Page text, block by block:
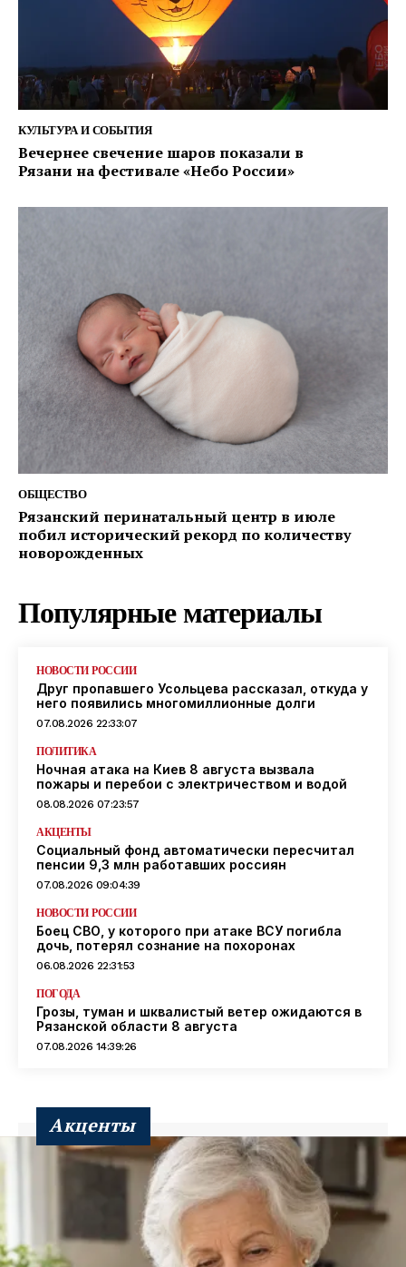
КУЛЬТУРА И СОБЫТИЯ
Вечернее свечение шаров показали в
Рязани на фестивале «Небо России»
ОБЩЕСТВО
Рязанский перинатальный центр в июле
побил исторический рекорд по количеству
новорожденных
Популярные материалы
НОВОСТИ РОССИИ
Друг пропавшего Усольцева рассказал, откуда у
него появились многомиллионные долги
07.08.2026 22:33:07
ПОЛИТИКА
Ночная атака на Киев 8 августа вызвала
пожары и перебои с электричеством и водой
08.08.2026 07:23:57
АКЦЕНТЫ
Социальный фонд автоматически пересчитал
пенсии 9,3 млн работавших россиян
07.08.2026 09:04:39
НОВОСТИ РОССИИ
Боец СВО, у которого при атаке ВСУ погибла
дочь, потерял сознание на похоронах
06.08.2026 22:31:53
ПОГОДА
Грозы, туман и шквалистый ветер ожидаются в
Рязанской области 8 августа
07.08.2026 14:39:26
Акценты